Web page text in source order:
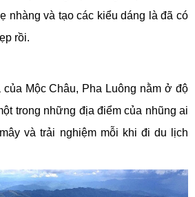
nhàng và tạo các kiểu dáng là đã có
rồi.
Mộc Châu, Pha Luông nằm ở độ
trong những địa điểm của nhũng ai
và trải nghiệm mỗi khi đi du lịch